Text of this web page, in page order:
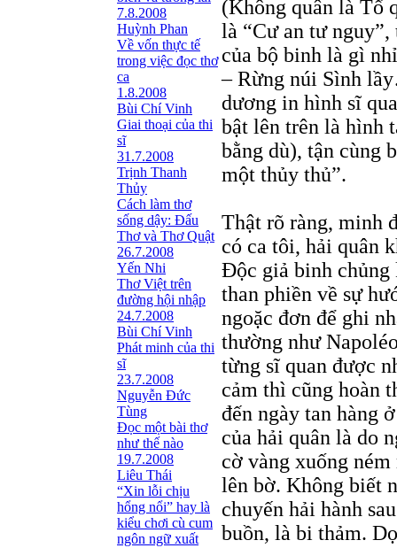
7.8.2008
Huỳnh Phan
Về vốn thực tế
trong việc đọc thơ
ca
1.8.2008
Bùi Chí Vinh
Giai thoại của thi
sĩ
31.7.2008
Trịnh Thanh
Thủy
Cách làm thơ
sống dậy: Đấu
Thơ và Thơ Quật
26.7.2008
Yến Nhi
Thơ Việt trên
đường hội nhập
24.7.2008
Bùi Chí Vinh
Phát minh của thi
sĩ
23.7.2008
Nguyễn Đức
Tùng
Ðọc một bài thơ
như thế nào
19.7.2008
Liêu Thái
“Xin lỗi chịu
hổng nổi” hay là
kiểu chơi cù cum
ngôn ngữ xuất
(Không quân là Tổ
là “Cư an tư
của bộ binh là gì
– Rừng núi Sình
dương in hình sĩ
bật lên trên là hình
bằng dù), tận cùng
một thủy thủ”.
Thật rõ ràng, minh
có ca tôi, hải quân
Độc giả binh chủng
than phiền về sự
ngoặc đơn để ghi
thường như
từng sĩ quan được
cảm thì cũng hoàn
đến ngày tan hàng
của hải quân là do
cờ vàng xuống
lên bờ. Không biết
chuyến hải hành
buồn, là bi thảm.